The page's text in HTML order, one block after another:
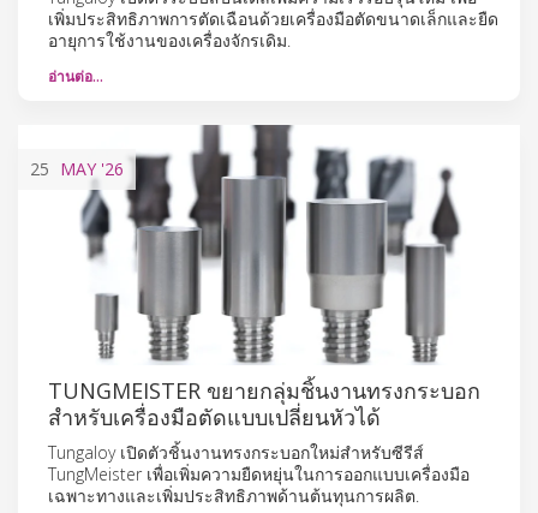
เพิ่มประสิทธิภาพการตัดเฉือนด้วยเครื่องมือตัดขนาดเล็กและยืด
อายุการใช้งานของเครื่องจักรเดิม.
อ่านต่อ…
25 MAY '26
TUNGMEISTER ขยายกลุ่มชิ้นงานทรงกระบอก
สำหรับเครื่องมือตัดแบบเปลี่ยนหัวได้
Tungaloy เปิดตัวชิ้นงานทรงกระบอกใหม่สำหรับซีรีส์
TungMeister เพื่อเพิ่มความยืดหยุ่นในการออกแบบเครื่องมือ
เฉพาะทางและเพิ่มประสิทธิภาพด้านต้นทุนการผลิต.